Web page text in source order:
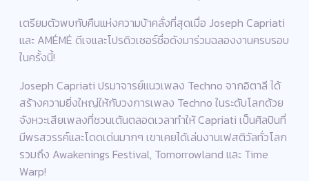
เตรียมตัวพบกับคืนแห่งความบ้าคลั่งที่สุดเมื่อ Joseph Capriati
และ AMÉMÉ ดีเจและโปรดิวเซอร์ชื่อดังมาร่วมฉลองงานครบรอบ
ในครั้งนี้!
Joseph Capriati ปรมาจารย์แนวเพลง Techno จากอิตาลี ได้
สร้างความยิ่งใหญ่ให้กับวงการเพลง Techno ในระดับโลกด้วย
จังหวะเสียเพลงที่ชวนเต้นตลอดเวลาทำให้ Capriati เป็นศิลปินที่
มีพรสวรรค์และโดดเด่นมากๆ เขาเคยได้เล่นงานเฟสติวัลทั่วโลก
รวมถึง Awakenings Festival, Tomorrowland และ Time
Warp!